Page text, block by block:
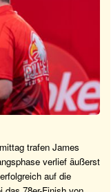
trafen James
verlief äußerst
auf die